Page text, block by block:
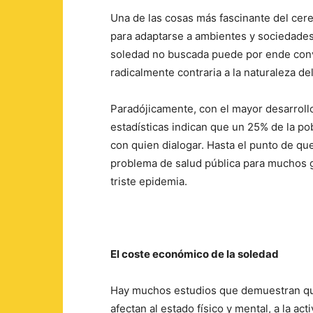
Una de las cosas más fascinante del
para adaptarse a ambientes y
soledad no buscada puede por ende
radicalmente contraria a la naturaleza
Paradójicamente, con el mayor
estadísticas indican que un 25% de la
con quien dialogar. Hasta el punto de
problema de salud pública para
triste epidemia.
El coste económico de la soledad
Hay muchos estudios que demuestran
afectan al estado físico y mental, a la